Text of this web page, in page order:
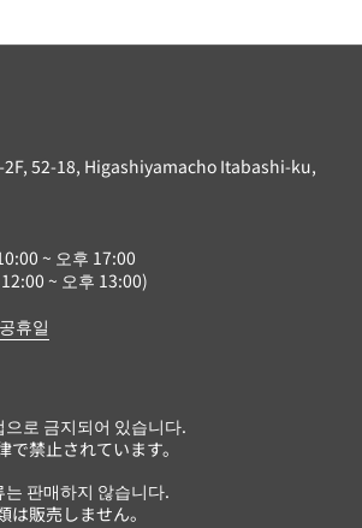
52-18, Higashiyamacho Itabashi-ku,
~ 오후 17:00
~ 오후 13:00)
휴일
로 금지되어 있습니다.
禁止されています。
판매하지 않습니다.
販売しません。